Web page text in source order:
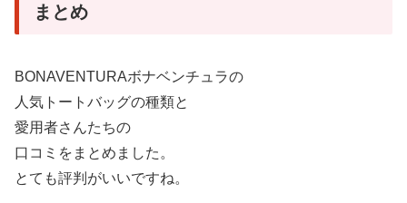
まとめ
BONAVENTURAボナベンチュラの
人気トートバッグの種類と
愛用者さんたちの
口コミをまとめました。
とても評判がいいですね。